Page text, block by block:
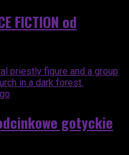
FICTION od
gotyckie